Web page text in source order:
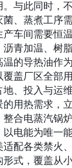
与此同时，
、蒸煮工序
车间需要恒
青加温、树
的导热油作
盖厂区全部
、投入与运维
用热需求，
整合电蒸汽锅
电能为唯一
配各类禁火
式，覆盖从